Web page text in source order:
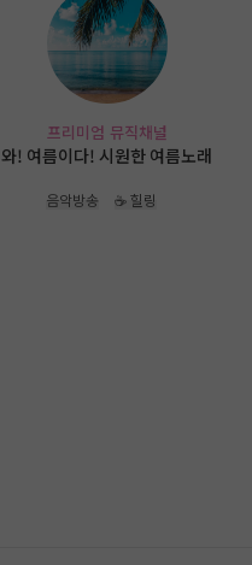
프리미엄 뮤직채널
와! 여름이다! 시원한 여름노래
음악방송 ☕ 힐링